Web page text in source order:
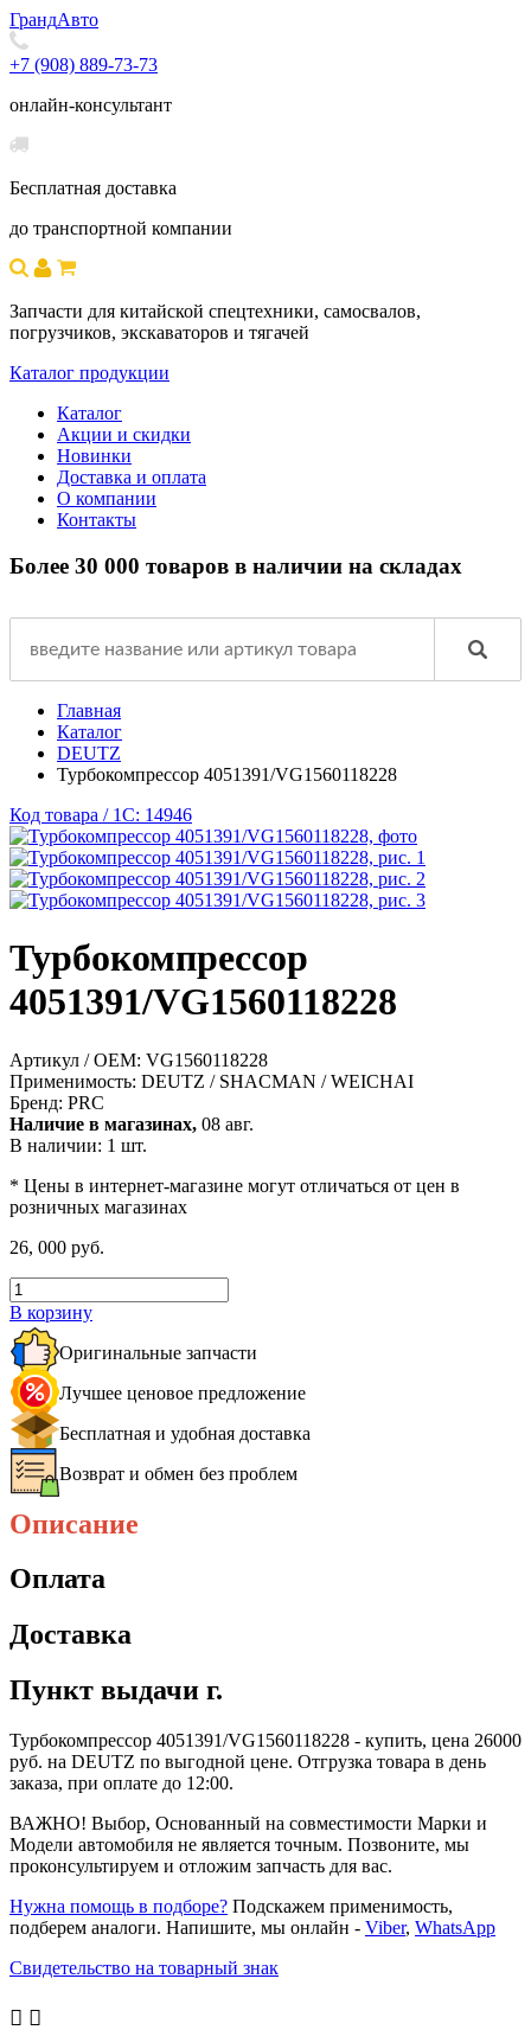
ГрандАвто
+7 (908) 889-73-73
онлайн-консультант
Бесплатная доставка
до транспортной компании
Запчасти для китайской спецтехники, самосвалов,
погрузчиков, экскаваторов и тягачей
Каталог продукции
Каталог
Акции и скидки
Новинки
Доставка и оплата
О компании
Контакты
Более 30 000 товаров в наличии на складах
Главная
Каталог
DEUTZ
Турбокомпрессор 4051391/VG1560118228
Код товара / 1C: 14946
Турбокомпрессор
4051391/VG1560118228
Артикул / OEM: VG1560118228
Применимость: DEUTZ / SHACMAN / WEICHAI
Бренд: PRC
Наличие в магазинах, 08 авг.
В наличии: 1 шт.
* Цены в интернет-магазине могут отличаться от цен в
розничных магазинах
26, 000 руб.
В корзину
Оригинальные запчасти
Лучшее ценовое предложение
Бесплатная и удобная доставка
Возврат и обмен без проблем
Описание
Оплата
Доставка
Пункт выдачи г.
Турбокомпрессор 4051391/VG1560118228 - купить, цена 26000
руб. на DEUTZ по выгодной цене. Отгрузка товара в день
заказа, при оплате до 12:00.
ВАЖНО! Выбор, Основанный на совместимости Марки и
Модели автомобиля не является точным. Позвоните, мы
проконсультируем и отложим запчасть для вас.
Нужна помощь в подборе? Подскажем применимость,
подберем аналоги. Напишите, мы онлайн - Viber, WhatsApp
Свидетельство на товарный знак
 